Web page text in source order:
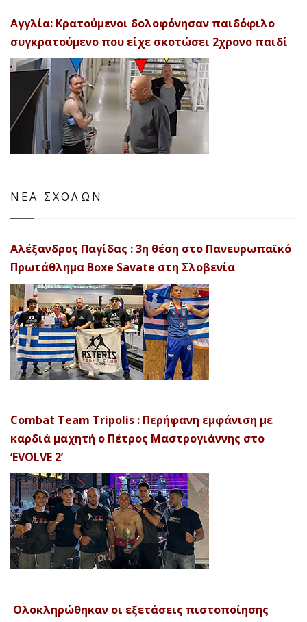
Αγγλία: Κρατούμενοι δολοφόνησαν παιδόφιλο
συγκρατούμενο που είχε σκοτώσει 2χρονο παιδί
ΝΕΑ ΣΧΟΛΩΝ
Αλέξανδρος Παγίδας : 3η θέση στο Πανευρωπαϊκό
Πρωτάθλημα Boxe Savate στη Σλοβενία
Combat Team Tripolis : Περήφανη εμφάνιση με
καρδιά μαχητή ο Πέτρος Μαστρογιάννης στο
‘EVOLVE 2’
Ολοκληρώθηκαν οι εξετάσεις πιστοποίησης